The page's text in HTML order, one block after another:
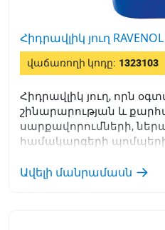
Հիդրավլիկ յուղ
վաճառողի կոդը: 1323103
Հիդրավլիկ յուղ, որն
շինարարության և
սարքավորումների,
համակարգերի
համակարգերում:
Ավելի մանրամասն